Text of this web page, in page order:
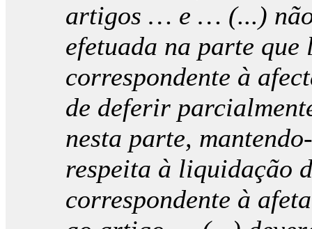
artigos … e … (...) não
efetuada na parte
correspondente à
de deferir
nesta parte,
respeita à liquidação
correspondente à